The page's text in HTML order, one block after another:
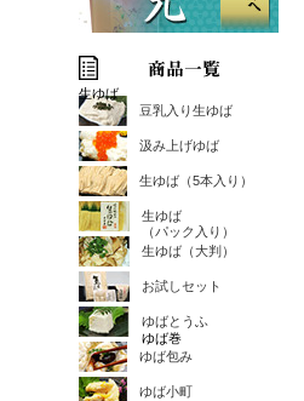
生ゆば
豆乳入り生ゆば
汲み上げゆば
生ゆば（5本入り）
生ゆば
（パック入り）
生ゆば（大判）
お試しセット
ゆばとうふ
ゆば巻
ゆば包み
ゆば小町